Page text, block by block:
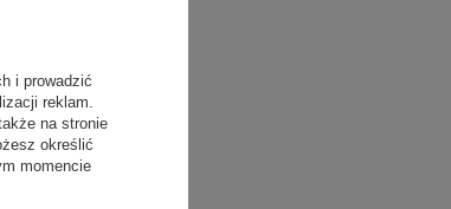
i prowadzić
reklam.
na stronie
określić
momencie